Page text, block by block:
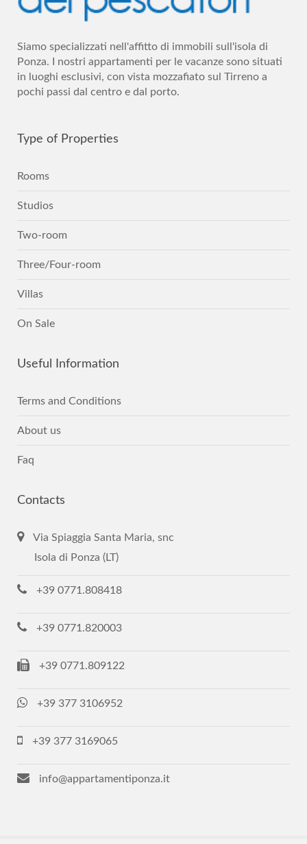
Siamo specializzati nell'affitto di immobili sull'isola di
Ponza. I nostri appartamenti per le vacanze sono situati
in luoghi esclusivi, con vista mozzafiato sul Tirreno a
pochi passi dal centro e dal porto.
Type of Properties
Rooms
Studios
Two-room
Three/Four-room
Villas
On Sale
Useful Information
Terms and Conditions
About us
Faq
Contacts
Via Spiaggia Santa Maria, snc
Isola di Ponza (LT)
+39 0771.808418
+39 0771.820003
+39 0771.809122
+39 377 3106952
+39 377 3169065
info@appartamentiponza.it